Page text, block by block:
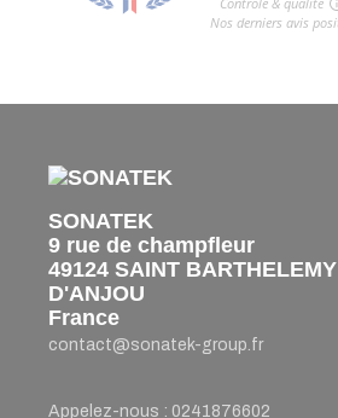
SONATEK
9 rue de champfleur
49124 SAINT BARTHELEMY
D'ANJOU
France
contact@sonatek-group.fr
Appelez-nous : 0241876602